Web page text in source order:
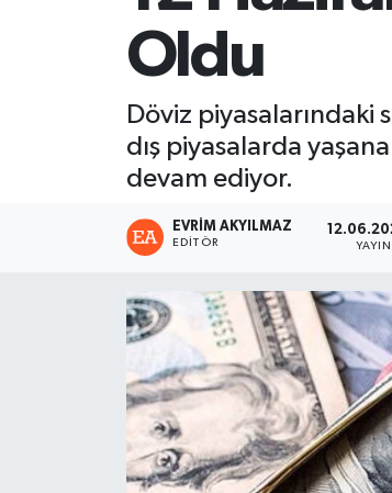
Oldu
Döviz piyasalarındaki
dış piyasalarda
devam ediyor.
EVRIM AKYILMAZ
EDITÖR
Son Dakika Haberleri
Haber Arşivi